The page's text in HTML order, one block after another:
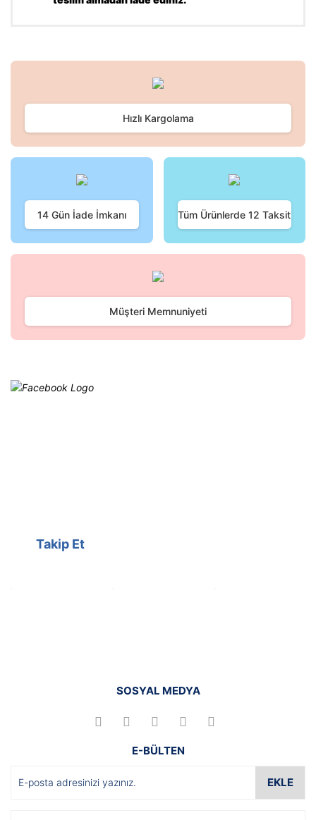
Bu ürüne ilk yorumu siz yapın!
Yorum Yaz
kullanarak tarafımıza iletebilirsiniz.
Ürün resmi kalitesiz, bozuk veya görüntülenemiyor.
Bu ürüne benzer farklı alternatifler olmalı.
Gönder
Hızlı Kargolama
14 Gün İade İmkanı Tüm Ürünlerde 12 Taksit
Müşteri Memnuniyeti
Takip Et
SOSYAL MEDYA
E-BÜLTEN
EKLE